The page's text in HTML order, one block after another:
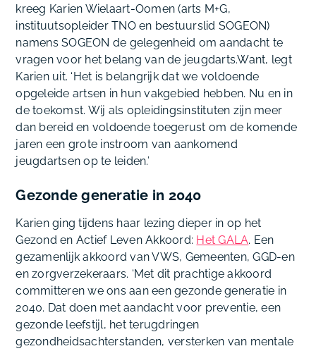
kreeg Karien Wielaart-Oomen (arts M+G,
instituutsopleider TNO en bestuurslid SOGEON)
namens SOGEON de gelegenheid om aandacht te
vragen voor het belang van de jeugdarts.Want, legt
Karien uit. ‘Het is belangrijk dat we voldoende
opgeleide artsen in hun vakgebied hebben. Nu en in
de toekomst. Wij als opleidingsinstituten zijn meer
dan bereid en voldoende toegerust om de komende
jaren een grote instroom van aankomend
jeugdartsen op te leiden.’
Gezonde generatie in 2040
Karien ging tijdens haar lezing dieper in op het
Gezond en Actief Leven Akkoord: Het GALA. Een
gezamenlijk akkoord van VWS, Gemeenten, GGD-en
en zorgverzekeraars. ‘Met dit prachtige akkoord
committeren we ons aan een gezonde generatie in
2040. Dat doen met aandacht voor preventie, een
gezonde leefstijl, het terugdringen
gezondheidsachterstanden, versterken van mentale